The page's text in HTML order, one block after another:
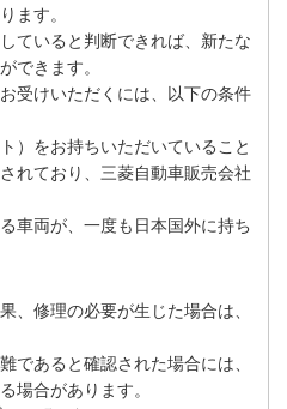
ます。
ていると判断できれば、新たな
できます。
受けいただくには、以下の条件
）をお持ちいただいていること
れており、三菱自動車販売会社
車両が、一度も日本国外に持ち
、修理の必要が生じた場合は、
であると確認された場合には、
場合があります。